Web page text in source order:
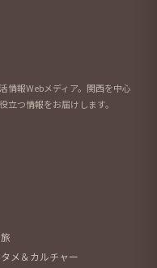
情報Webメディア。関西を中心
つ情報をお届けします。
メ＆カルチャー